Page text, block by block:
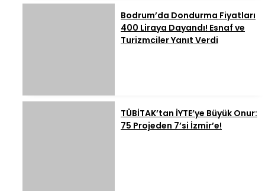
Bodrum’da Dondurma Fiyatları
400 Liraya Dayandı! Esnaf ve
Turizmciler Yanıt Verdi
TÜBİTAK’tan İYTE’ye Büyük Onur:
75 Projeden 7’si İzmir’e!